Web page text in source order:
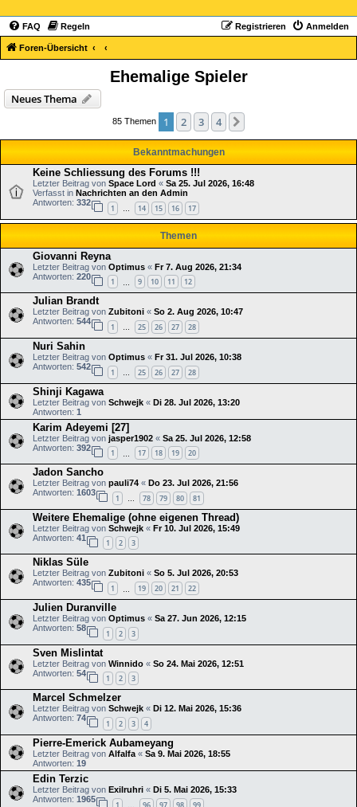
FAQ Regeln Anmelden
Registrieren
Foren-Übersicht
Ehemalige Spieler
Neues Thema
85 Themen 1 2 3 4
Bekanntmachungen
Keine Schliessung des Forums !!!
Letzter Beitrag von Space Lord « Sa 25. Jul 2026, 16:48
Verfasst in Nachrichten an den Admin
Antworten: 332
1 … 14 15 16 17
Themen
Giovanni Reyna
Letzter Beitrag von Optimus « Fr 7. Aug 2026, 21:34
Antworten: 220
1 9 10 11 12
Julian Brandt
Letzter Beitrag von Zubitoni « So 2. Aug 2026, 10:47
Antworten: 544
1 … 25 26 27 28
Nuri Sahin
Letzter Beitrag von Optimus « Fr 31. Jul 2026, 10:38
Antworten: 542
1 … 25 26 27 28
Shinji Kagawa
Letzter Beitrag von Schwejk « Di 28. Jul 2026, 13:20
Antworten: 1
Karim Adeyemi [27]
Letzter Beitrag von jasper1902 « Sa 25. Jul 2026, 12:58
Antworten: 392
1 17 18 19 20
Jadon Sancho
Letzter Beitrag von pauli74 « Do 23. Jul 2026, 21:56
Antworten: 1603
1 … 78 79 80 81
Weitere Ehemalige (ohne eigenen Thread)
Letzter Beitrag von Schwejk « Fr 10. Jul 2026, 15:49
Antworten: 41
1 2 3
Niklas Süle
Letzter Beitrag von Zubitoni « So 5. Jul 2026, 20:53
Antworten: 435
1 19 20 21 22
Julien Duranville
Letzter Beitrag von Optimus « Sa 27. Jun 2026, 12:15
Antworten: 58
1 2 3
Sven Mislintat
Letzter Beitrag von Winnido « So 24. Mai 2026, 12:51
Antworten: 54
1 2 3
Marcel Schmelzer
Letzter Beitrag von Schwejk « Di 12. Mai 2026, 15:36
Antworten: 74
1 2 3 4
Pierre-Emerick Aubameyang
Letzter Beitrag von Alfalfa « Sa 9. Mai 2026, 18:55
Antworten: 19
Edin Terzic
Letzter Beitrag von Exilruhri « Di 5. Mai 2026, 15:33
Antworten: 1965
1 96 97 98 99